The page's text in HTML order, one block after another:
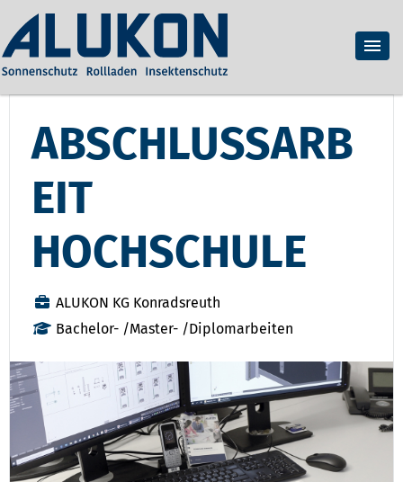
ABSCHLUSSARB
EIT
HOCHSCHULE
ALUKON KG Konradsreuth
Bachelor- /Master- /Diplomarbeiten